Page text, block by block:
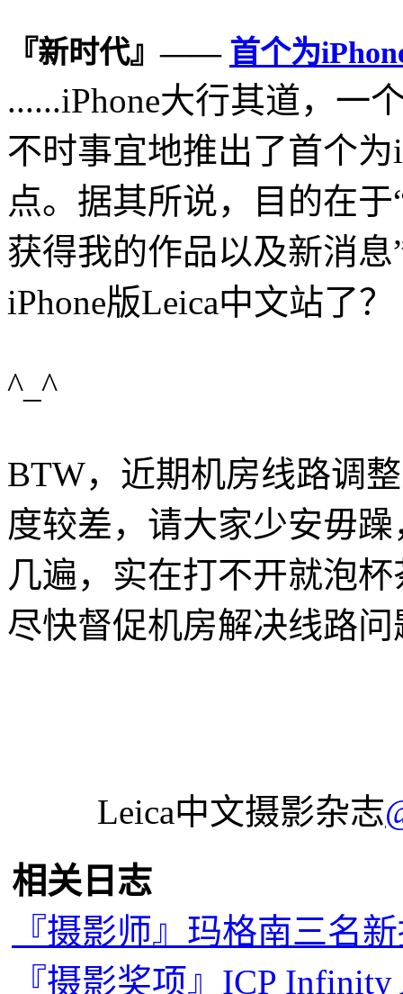
『新时代』—— 首个为
......iPhone大行其道，一
不时事宜地推出了首个
点。据其所说，目的在
获得我的作品以及新消
iPhone版Leica中文站了？
^_^
BTW，近期机房线路调
度较差，请大家少安毋
几遍，实在打不开就泡
尽快督促机房解决线路问
Leica中文摄影杂志
相关日志
『摄影师』玛格南三名
『摄影奖项』ICP